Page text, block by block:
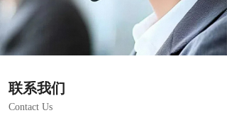
联系我们
Contact Us